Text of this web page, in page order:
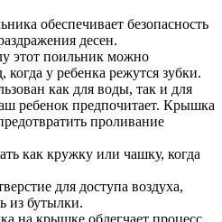
обеспечивает безопасность
десен.
этот поильник можно
когда у ребенка режутся зубки.
как для воды, так и для
ребенок предпочитает. Крышка
проливание
как кружку или чашку, когда
для доступа воздуха,
из бутылки.
на крышке облегчает процесс